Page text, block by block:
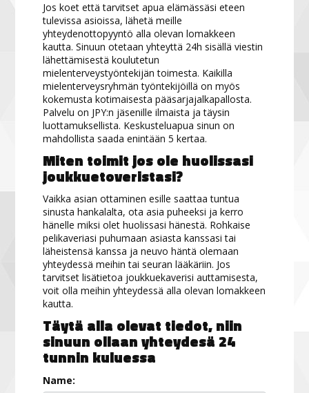
Jos koet että tarvitset apua elämässäsi eteen
tulevissa asioissa, lähetä meille
yhteydenottopyyntö alla olevan lomakkeen
kautta. Sinuun otetaan yhteyttä 24h sisällä viestin
lähettämisestä koulutetun
mielenterveystyöntekijän toimesta. Kaikilla
mielenterveysryhmän työntekijöillä on myös
kokemusta kotimaisesta pääsarjajalkapallosta.
Palvelu on JPY:n jäsenille ilmaista ja täysin
luottamuksellista. Keskusteluapua sinun on
mahdollista saada enintään 5 kertaa.
Miten toimit jos ole huolissasi
joukkuetoveristasi?
Vaikka asian ottaminen esille saattaa tuntua
sinusta hankalalta, ota asia puheeksi ja kerro
hänelle miksi olet huolissasi hänestä. Rohkaise
pelikaveriasi puhumaan asiasta kanssasi tai
läheistensä kanssa ja neuvo häntä olemaan
yhteydessä meihin tai seuran lääkäriin. Jos
tarvitset lisätietoa joukkuekaverisi auttamisesta,
voit olla meihin yhteydessä alla olevan lomakkeen
kautta.
Täytä alla olevat tiedot, niin
sinuun ollaan yhteydesä 24
tunnin kuluessa
Name: